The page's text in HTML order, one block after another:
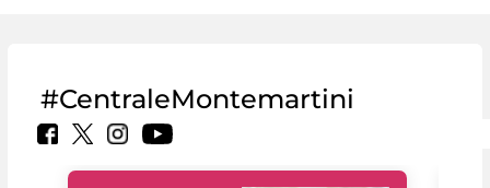
#CentraleMontemartini